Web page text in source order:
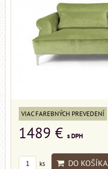
VIAC FAREBNÝCH PREVEDENÍ
1489 € s DPH
ks DO KOŠÍKA